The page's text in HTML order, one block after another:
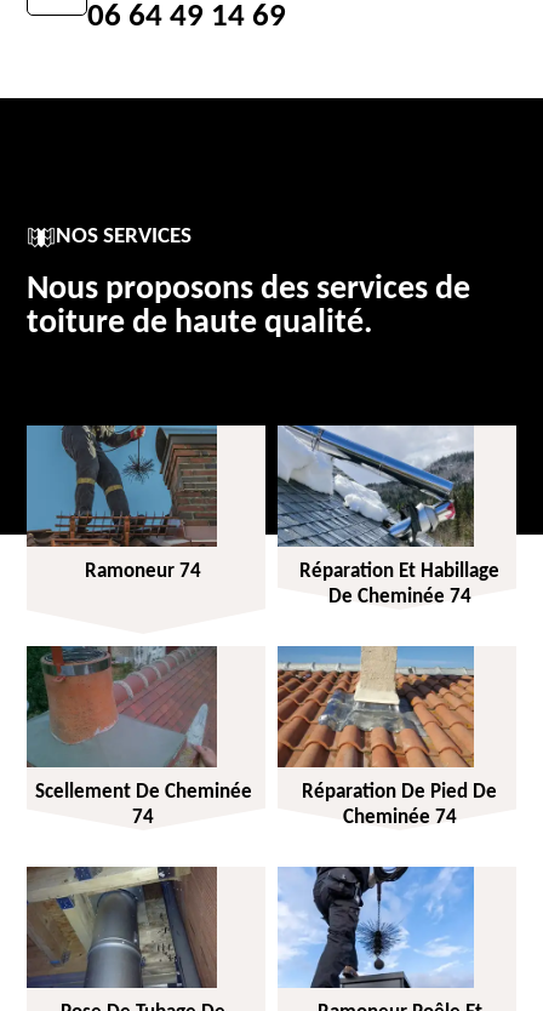
06 64 49 14 69
NOS SERVICES
Nous proposons des services de
toiture de haute qualité.
Ramoneur 74
Réparation Et Habillage
De Cheminée 74
Scellement De Cheminée
74
Réparation De Pied De
Cheminée 74